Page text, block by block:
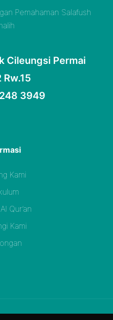
Pemahaman Salafush
Cileungsi Permai
Rw.15
3949
Kami
Qur’an
Kami